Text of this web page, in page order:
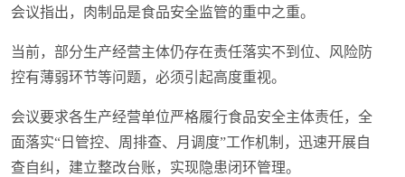
会议指出，肉制品是食品安全监管的重中之重。
当前，部分生产经营主体仍存在责任落实不到位、风险防
控有薄弱环节等问题，必须引起高度重视。
会议要求各生产经营单位严格履行食品安全主体责任，全
面落实“日管控、周排查、月调度”工作机制，迅速开展自
查自纠，建立整改台账，实现隐患闭环管理。